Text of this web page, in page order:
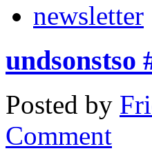
newsletter
undsonstso
Posted by
Comment